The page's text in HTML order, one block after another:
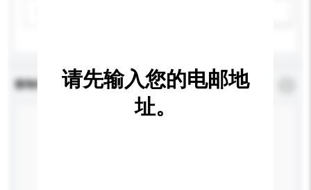
查询内容 *必须填写
请先输入您的电邮地
址。